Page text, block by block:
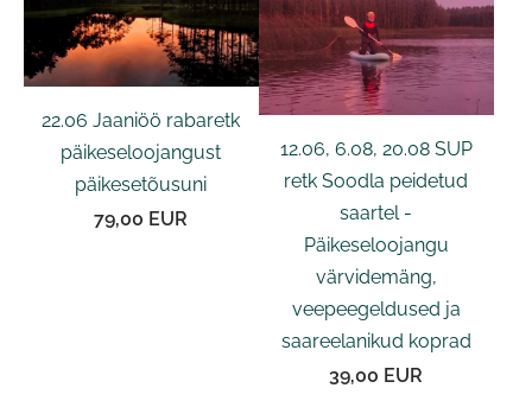
22.06 Jaaniöö rabaretk
päikeseloojangust
päikesetõusuni
79,00 EUR
12.06, 6.08, 20.08 SUP
retk Soodla peidetud
saartel -
Päikeseloojangu
värvidemäng,
veepeegeldused ja
saareelanikud koprad
39,00 EUR